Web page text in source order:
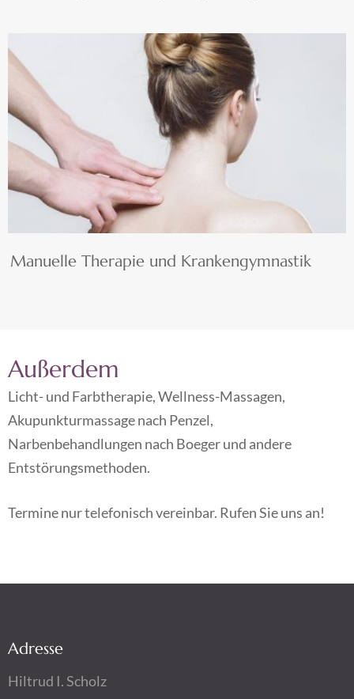
Manuelle Therapie und Krankengymnastik
Außerdem
Licht- und Farbtherapie, Wellness-Massagen,
Akupunkturmassage nach Penzel,
Narbenbehandlungen nach Boeger und andere
Entstörungsmethoden.
Termine nur telefonisch vereinbar. Rufen Sie uns an!
Adresse
Hiltrud I. Scholz